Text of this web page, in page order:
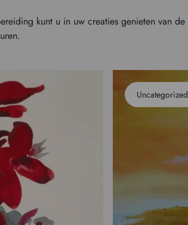
kunt u in uw creaties genieten van de
Uncategorized